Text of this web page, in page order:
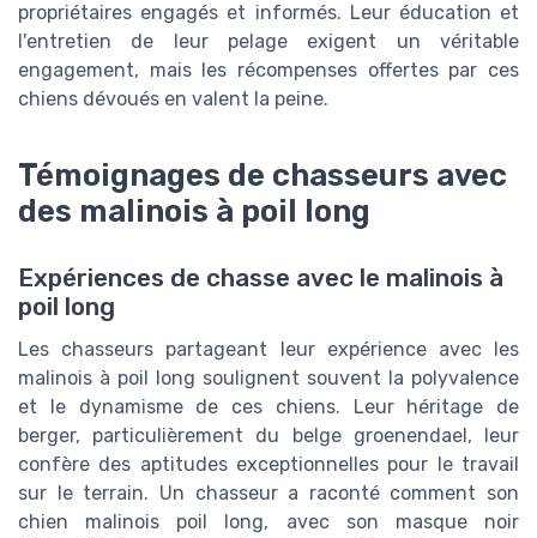
propriétaires engagés et informés. Leur éducation et
l'entretien de leur pelage exigent un véritable
engagement, mais les récompenses offertes par ces
chiens dévoués en valent la peine.
Témoignages de chasseurs avec
des malinois à poil long
Expériences de chasse avec le malinois à
poil long
Les chasseurs partageant leur expérience avec les
malinois à poil long soulignent souvent la polyvalence
et le dynamisme de ces chiens. Leur héritage de
berger, particulièrement du belge groenendael, leur
confère des aptitudes exceptionnelles pour le travail
sur le terrain. Un chasseur a raconté comment son
chien malinois poil long, avec son masque noir